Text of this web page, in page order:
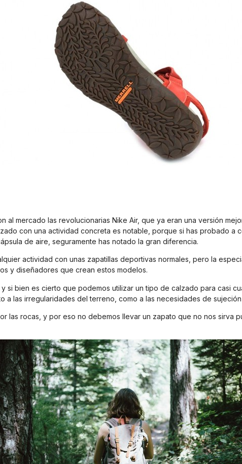
al mercado las revolucionarias Nike Air, que ya eran una versión
con una actividad concreta es notable, porque si has probado a
de aire, seguramente has notado la gran diferencia.
actividad con unas zapatillas deportivas normales, pero la
y diseñadores que crean estos modelos.
si bien es cierto que podemos utilizar un tipo de calzado para casi
a las irregularidades del terreno, como a las necesidades de
las rocas, y por eso no debemos llevar un zapato que no nos sirva